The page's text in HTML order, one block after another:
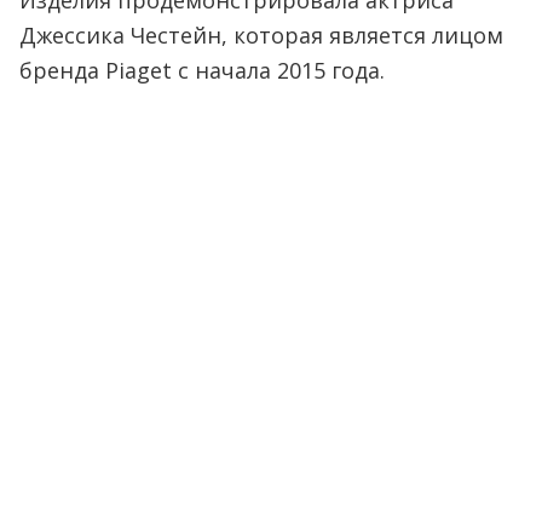
Джессика Честейн, которая является лицом
бренда Piaget с начала 2015 года.